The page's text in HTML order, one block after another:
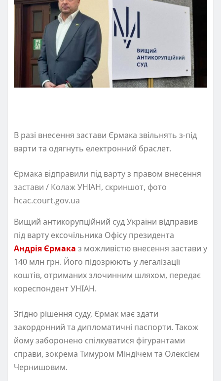
В разі внесення застави Єрмака звільнять з-під
варти та одягнуть електронний браслет.
Єрмака відправили під варту з правом внесення
застави / Колаж УНІАН, скриншот, фото
hcac.court.gov.ua
Вищий антикорупційний суд України відправив
під варту ексочільника Офісу президента
Андрія Єрмака з можливістю внесення застави у
140 млн грн. Його підозрюють у легалізації
коштів, отриманих злочинним шляхом, передає
кореспондент УНІАН.
Згідно рішення суду, Єрмак має здати
закордонний та дипломатичні паспорти. Також
йому заборонено спілкуватися фігурантами
справи, зокрема Тимуром Міндічем та Олексієм
Чернишовим.